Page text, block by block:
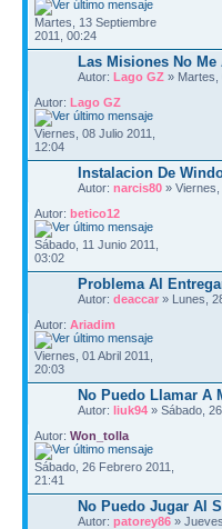
Martes, 13 Septiembre
2011, 00:24
Las Misiones No Me
Autor: Lago GZ » Martes,
Autor: Lago GZ
Viernes, 08 Julio 2011,
12:04
Instalacion De
Autor: narcis80 »
Autor: betico12
Sábado, 11 Junio 2011,
03:02
Problema Al
Autor: deaccar » Lunes,
Autor: Ariadim
Viernes, 01 Abril 2011,
20:03
No Puedo Llamar A
Autor: liuk94 » Sábado,
Autor: Won_tolla
Sábado, 26 Febrero 2011,
21:41
No Puedo Jugar Al
Autor: patorey86 »